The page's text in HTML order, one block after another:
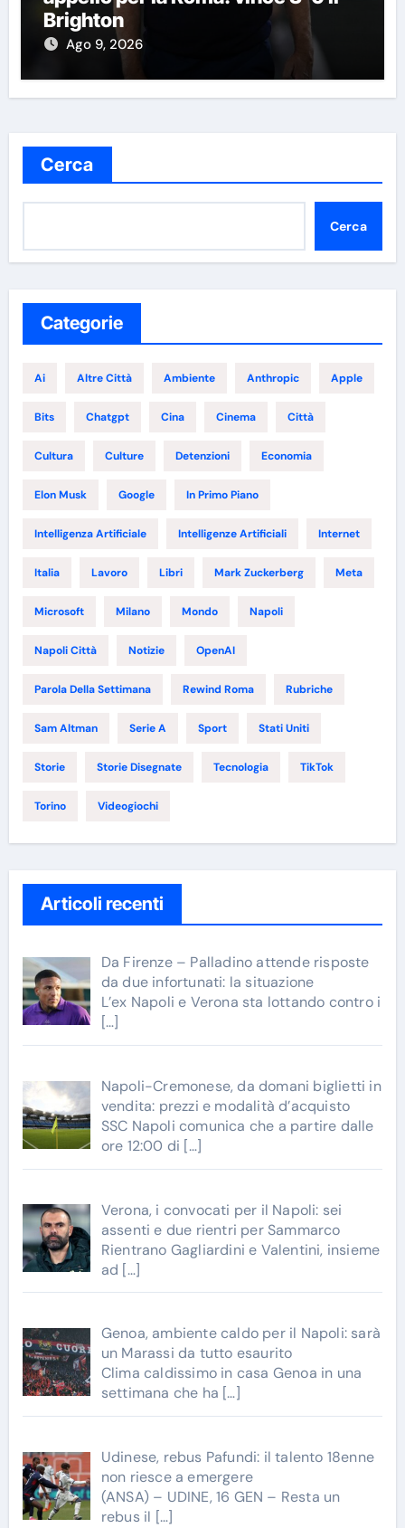
Brighton
Ago 9, 2026
Cerca
Cerca
Categorie
Ai Altre Città Ambiente Anthropic Apple
Bits Chatgpt Cina Cinema Città
Cultura Culture Detenzioni Economia
Elon Musk Google In Primo Piano
Intelligenza Artificiale Intelligenze Artificiali Internet
Italia Lavoro Libri Mark Zuckerberg Meta
Microsoft Milano Mondo Napoli
Napoli Città Notizie OpenAI
Parola Della Settimana Rewind Roma Rubriche
Sam Altman Serie A Sport Stati Uniti
Storie Storie Disegnate Tecnologia TikTok
Torino Videogiochi
Articoli recenti
Da Firenze – Palladino attende risposte
da due infortunati: la situazione
L’ex Napoli e Verona sta lottando contro i
[…]
Napoli-Cremonese, da domani biglietti in
vendita: prezzi e modalità d’acquisto
SSC Napoli comunica che a partire dalle
ore 12:00 di […]
Verona, i convocati per il Napoli: sei
assenti e due rientri per Sammarco
Rientrano Gagliardini e Valentini, insieme
ad […]
Genoa, ambiente caldo per il Napoli: sarà
un Marassi da tutto esaurito
Clima caldissimo in casa Genoa in una
settimana che ha […]
Udinese, rebus Pafundi: il talento 18enne
non riesce a emergere
(ANSA) – UDINE, 16 GEN – Resta un
rebus il […]